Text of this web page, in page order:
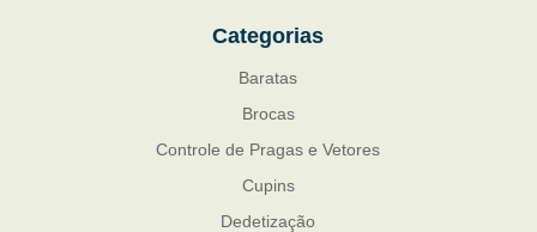
Categorias
Baratas
Brocas
Controle de Pragas e Vetores
Cupins
Dedetização